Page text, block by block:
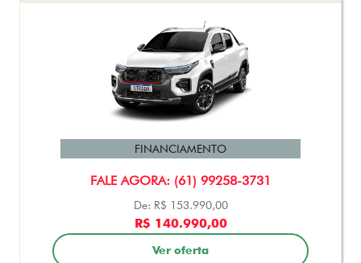
Ver oferta
STRADA
STRADA ULTRA CABINE DUPLA TURBO 200 AT FLEX 2027